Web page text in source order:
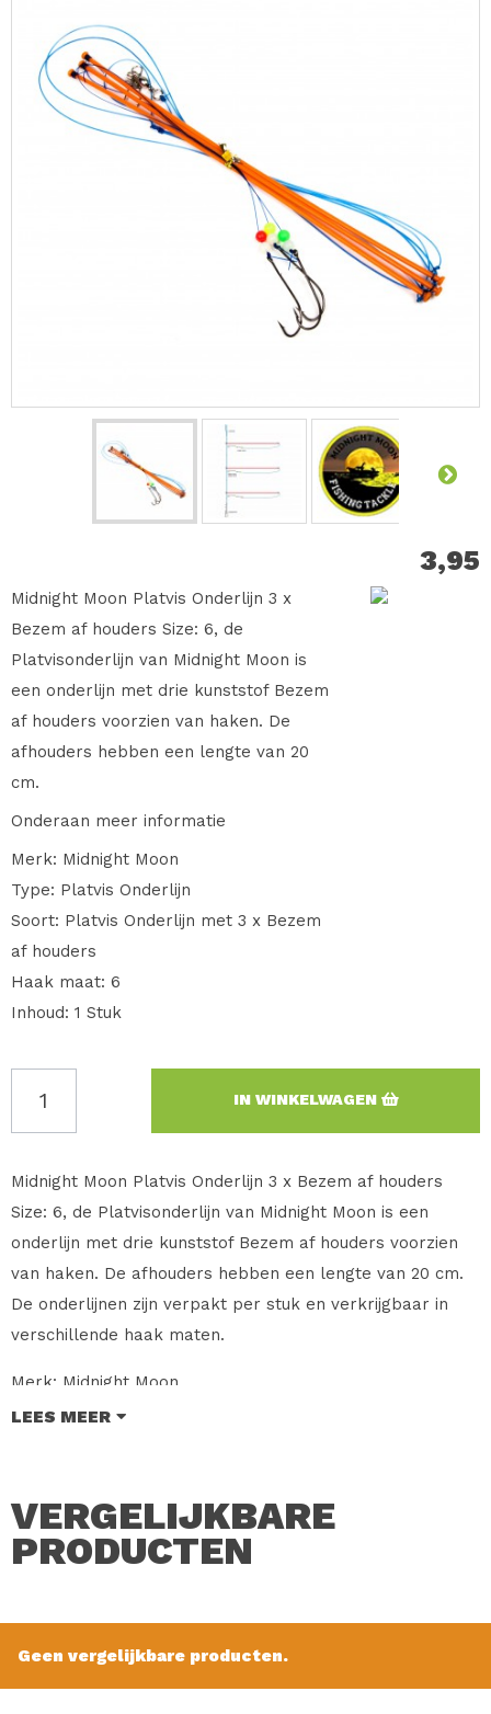
3,95
Midnight Moon Platvis Onderlijn 3 x
Bezem af houders Size: 6, de
Platvisonderlijn van Midnight Moon is
een onderlijn met drie kunststof Bezem
af houders voorzien van haken. De
afhouders hebben een lengte van 20
cm.
Onderaan meer informatie
Merk: Midnight Moon
Type: Platvis Onderlijn
Soort: Platvis Onderlijn met 3 x Bezem
af houders
Haak maat: 6
Inhoud: 1 Stuk
IN WINKELWAGEN
Midnight Moon Platvis Onderlijn 3 x Bezem af houders
Size: 6, de Platvisonderlijn van Midnight Moon is een
onderlijn met drie kunststof Bezem af houders voorzien
van haken. De afhouders hebben een lengte van 20 cm.
De onderlijnen zijn verpakt per stuk en verkrijgbaar in
verschillende haak maten.
Merk: Midnight Moon
Type: Platvis Onderlijn
Inhoud: 1 Stuk
Verkoopprijs: € 3.95
LEES MEER
VERGELIJKBARE
PRODUCTEN
Geen vergelijkbare producten.